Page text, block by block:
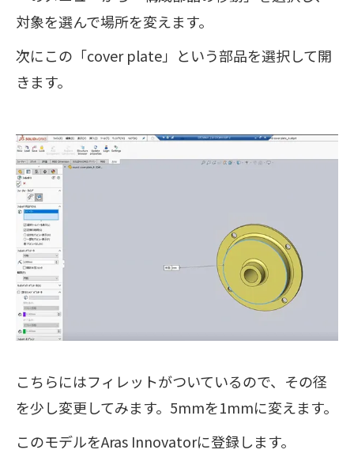
対象を選んで場所を変えます。
次にこの「cover plate」という部品を選択して開
きます。
こちらにはフィレットがついているので、その径
を少し変更してみます。5mmを1mmに変えます。
このモデルをAras Innovatorに登録します。